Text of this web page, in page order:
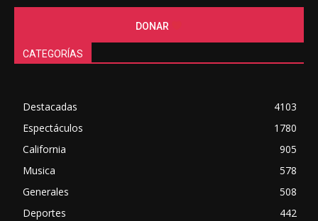
DONAR
CATEGORÍAS
Destacadas
4103
Espectáculos
1780
California
905
Musica
578
Generales
508
Deportes
442